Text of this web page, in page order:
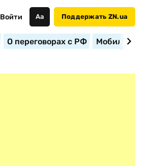
Войти Аа Поддержать ZN.ua
О переговорах с РФ